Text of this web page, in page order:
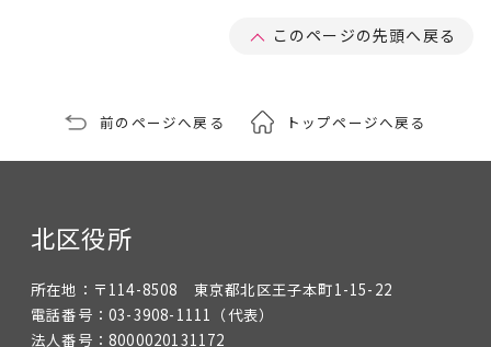
このページの先頭へ戻る
前のページへ戻る トップページへ戻る
北区役所
所在地： 〒114-8508 東京都北区王子本町1-15-22
電話番号： 03-3908-1111 （代表）
法人番号： 8000020131172